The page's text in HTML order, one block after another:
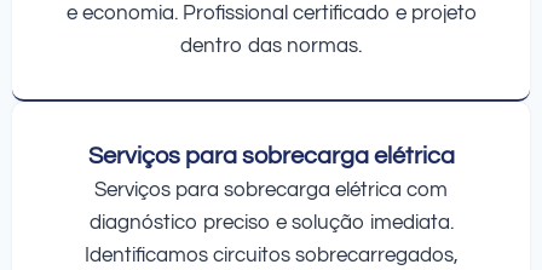
e economia. Profissional certificado e projeto
dentro das normas.
Serviços para sobrecarga elétrica
Serviços para sobrecarga elétrica com
diagnóstico preciso e solução imediata.
Identificamos circuitos sobrecarregados,